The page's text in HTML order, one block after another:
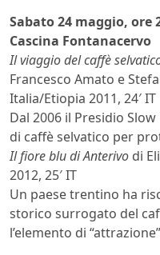
Sabato 24 maggio, ore
Cascina Fontanacervo
Il viaggio del caffè
Francesco Amato e
Italia/Etiopia 2011, 24′ IT
Dal 2006 il Presidio
di caffè selvatico per
Il fiore blu di Anterivo di
2012, 25′ IT
Un paese trentino ha
storico surrogato del
l’elemento di